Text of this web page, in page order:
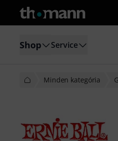
Shop Service
Minden kategória